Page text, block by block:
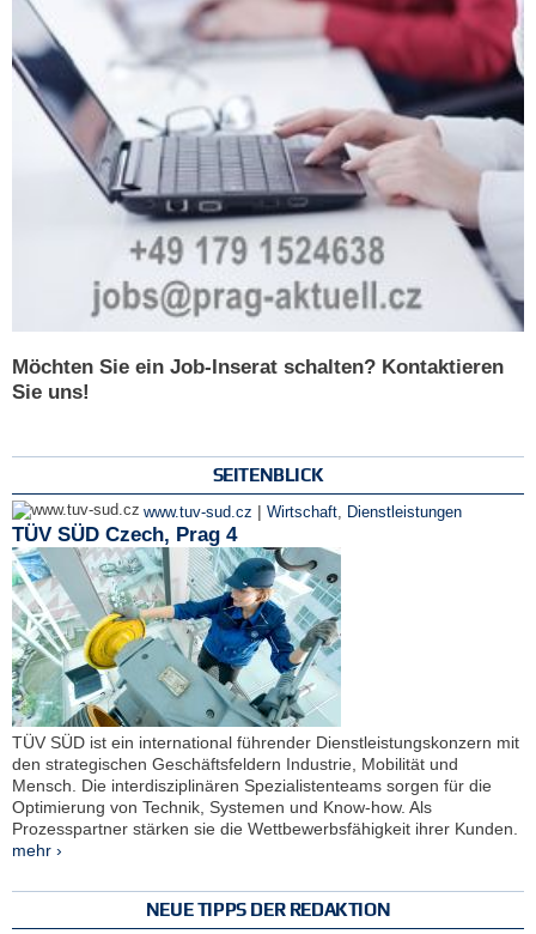
Möchten Sie ein Job-Inserat schalten? Kontaktieren
Sie uns!
SEITENBLICK
www.tuv-sud.cz | Wirtschaft, Dienstleistungen
TÜV SÜD Czech, Prag 4
TÜV SÜD ist ein international führender Dienstleistungskonzern mit
den strategischen Geschäftsfeldern Industrie, Mobilität und
Mensch. Die interdisziplinären Spezialistenteams sorgen für die
Optimierung von Technik, Systemen und Know-how. Als
Prozesspartner stärken sie die Wettbewerbsfähigkeit ihrer Kunden.
mehr ›
NEUE TIPPS DER REDAKTION